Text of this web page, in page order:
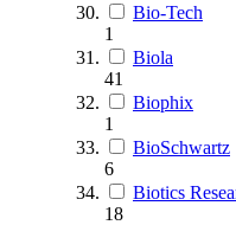
Bio-Tech
1
Biola
41
Biophix
1
BioSchwartz
6
Biotics
18